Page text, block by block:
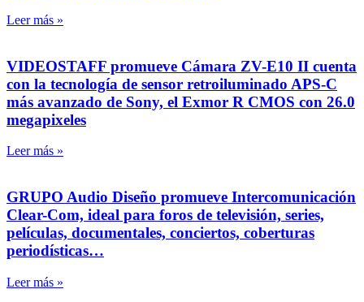
Leer más »
VIDEOSTAFF promueve Cámara ZV-E10 II cuenta
con la tecnología de sensor retroiluminado APS-C
más avanzado de Sony, el Exmor R CMOS con 26.0
megapixeles
Leer más »
GRUPO Audio Diseño promueve Intercomunicación
Clear-Com, ideal para foros de televisión, series,
películas, documentales, conciertos, coberturas
periodísticas…
Leer más »